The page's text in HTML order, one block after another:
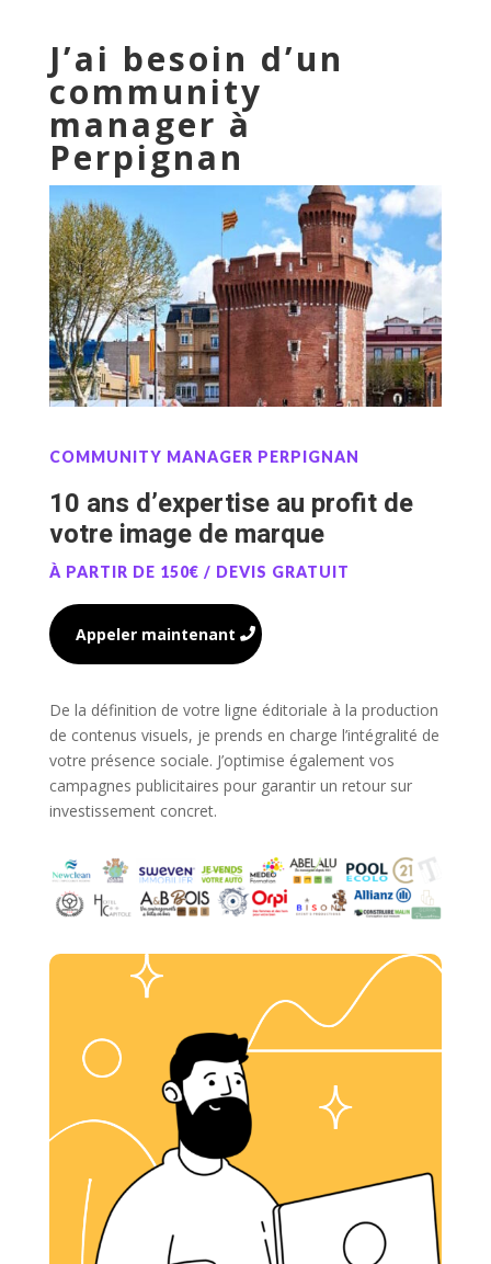
J’ai besoin d’un
community
manager à
Perpignan
COMMUNITY MANAGER PERPIGNAN
10 ans d’expertise au profit de
votre image de marque
À PARTIR DE 150€ / DEVIS GRATUIT
Appeler maintenant
De la définition de votre ligne éditoriale à la production
de contenus visuels, je prends en charge l’intégralité de
votre présence sociale. J’optimise également vos
campagnes publicitaires pour garantir un retour sur
investissement concret.